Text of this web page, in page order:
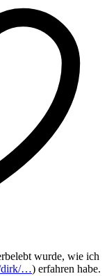
wurde, wie ich
dirk/…) erfahren habe.